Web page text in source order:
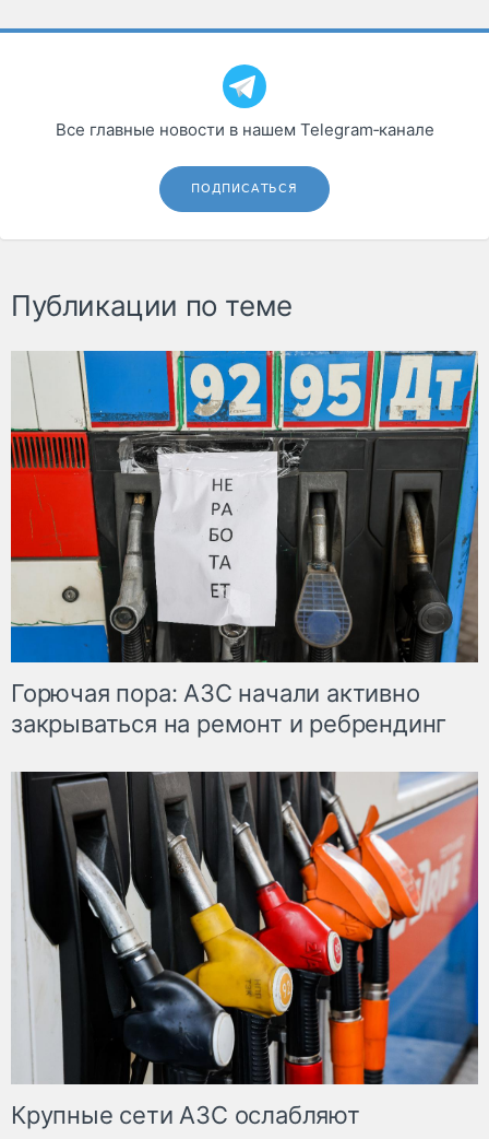
Все главные новости в нашем Telegram‑канале
ПОДПИСАТЬСЯ
Публикации по теме
Горючая пора: АЗС начали активно
закрываться на ремонт и ребрендинг
Крупные сети АЗС ослабляют